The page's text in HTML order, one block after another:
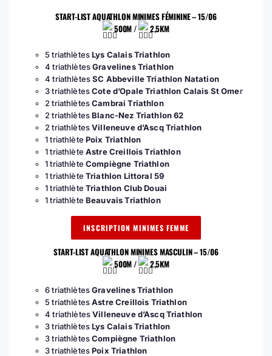
START-LIST AQUATHLON MINIMES FÉMININE – 15/06
500M /
2,5KM
5 triathlètesLys Calais Triathlon
4 triathlètesGravelines Triathlon
4 triathlètesSC Abbeville Triathlon Natation
3 triathlètesCote d’Opale Triathlon Calais St Omer
2 triathlètesCambrai Triathlon
2 triathlètesBlanc-Nez Triathlon 62
2 triathlètesVilleneuve d’Ascq Triathlon
1 triathlètePoix Triathlon
1 triathlèteAstre Creillois Triathlon
1 triathlèteCompiègne Triathlon
1 triathlèteTriathlon Littoral 59
1 triathlèteTriathlon Club Douai
1 triathlèteBeauvais Triathlon
INSCRIPTION MINIMES FEMME
START-LIST AQUATHLON MINIMES MASCULIN – 15/06
500M /
2,5KM
6 triathlètesGravelines Triathlon
5 triathlètesAstre Creillois Triathlon
4 triathlètesVilleneuve d’Ascq Triathlon
3 triathlètesLys Calais Triathlon
3 triathlètesCompiègne Triathlon
3 triathlètesPoix Triathlon